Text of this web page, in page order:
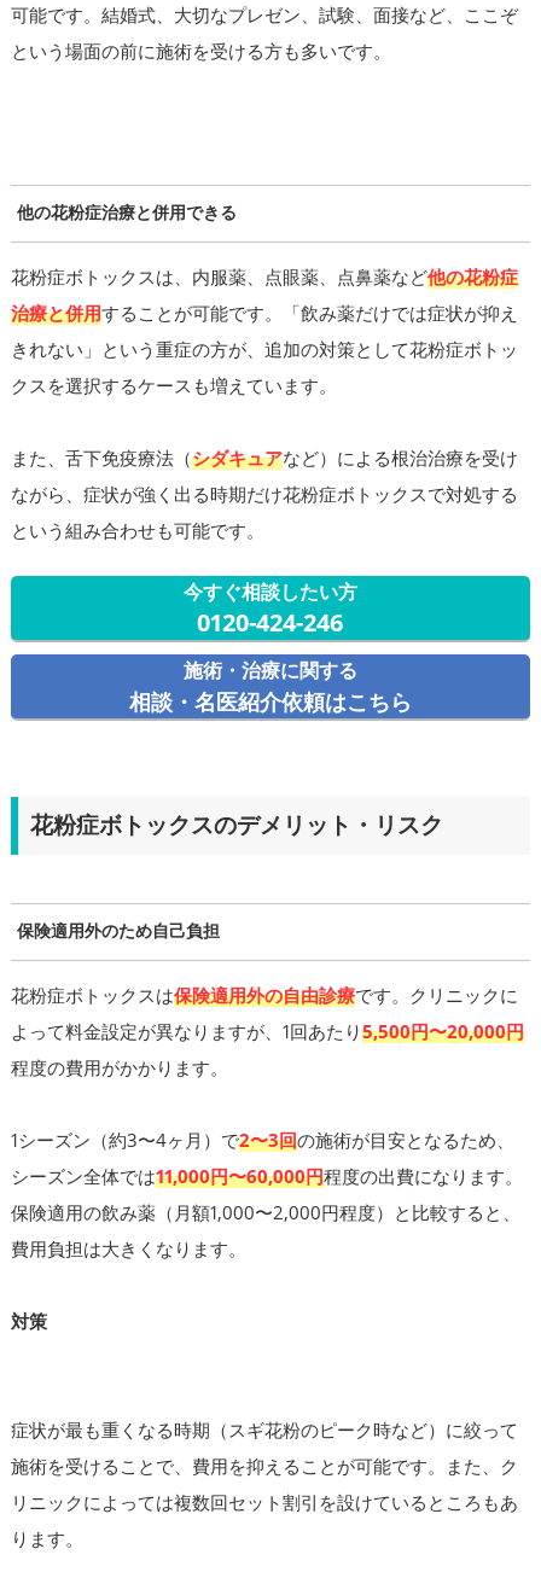
可能です。結婚式、大切なプレゼン、試験、面接など、ここぞ
という場面の前に施術を受ける方も多いです。
他の花粉症治療と併用できる
花粉症ボトックスは、内服薬、点眼薬、点鼻薬など他の花粉症
治療と併用することが可能です。「飲み薬だけでは症状が抑え
きれない」という重症の方が、追加の対策として花粉症ボトッ
クスを選択するケースも増えています。
また、舌下免疫療法（シダキュアなど）による根治治療を受け
ながら、症状が強く出る時期だけ花粉症ボトックスで対処する
という組み合わせも可能です。
今すぐ相談したい方
0120-424-246
施術・治療に関する
相談・名医紹介依頼はこちら
花粉症ボトックスのデメリット・リスク
保険適用外のため自己負担
花粉症ボトックスは保険適用外の自由診療です。クリニックに
よって料金設定が異なりますが、1回あたり5,500円〜20,000円
程度の費用がかかります。
1シーズン（約3〜4ヶ月）で2〜3回の施術が目安となるため、
シーズン全体では11,000円〜60,000円程度の出費になります。
保険適用の飲み薬（月額1,000〜2,000円程度）と比較すると、
費用負担は大きくなります。
対策
症状が最も重くなる時期（スギ花粉のピーク時など）に絞って
施術を受けることで、費用を抑えることが可能です。また、ク
リニックによっては複数回セット割引を設けているところもあ
ります。